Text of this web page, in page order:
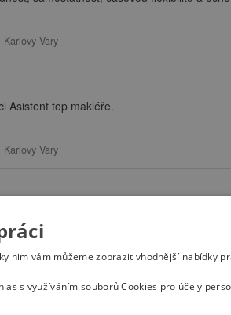
Karlovy Vary
Asistent top makléře.
Karlovy Vary
2 3
nim vám můžeme zobrazit vhodnější nabídky
s využíváním souborů Cookies pro účely